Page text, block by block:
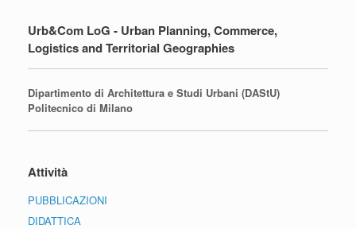
Urb&Com LoG - Urban Planning, Commerce,
Logistics and Territorial Geographies
Dipartimento di Architettura e Studi Urbani (DAStU)
Politecnico di Milano
Attività
PUBBLICAZIONI
DIDATTICA